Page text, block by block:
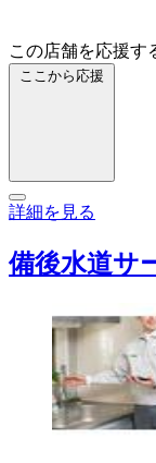
この店舗を応援す
ここから応援
詳細を見る
備後水道サ